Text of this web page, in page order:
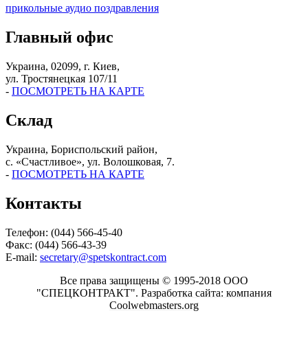
прикольные аудио поздравления
Главный офис
Украина, 02099, г. Киев,
ул. Тростянецкая 107/11
- ПОСМОТРЕТЬ НА КАРТЕ
Склад
Украина, Бориспольский район,
с. «Счастливое», ул. Волошковая, 7.
- ПОСМОТРЕТЬ НА КАРТЕ
Контакты
Телефон: (044) 566-45-40
Факс: (044) 566-43-39
E-mail: secretary@spetskontract.com
Все права защищены © 1995-2018 ООО
"СПЕЦКОНТРАКТ". Разработка сайта: компания
Coolwebmasters.org